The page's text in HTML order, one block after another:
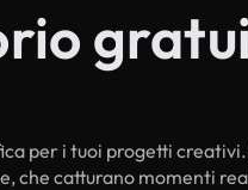
per i tuoi progetti
che catturano momenti